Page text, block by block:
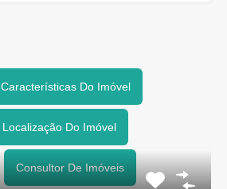
Características Do Imóvel
Localização Do Imóvel
Consultor De Imóveis